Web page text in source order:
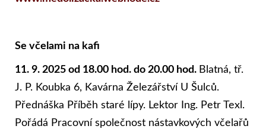
Se včelami na kafi
11. 9. 2025 od 18.00 hod. do 20.00 hod. Blatná, tř.
J. P. Koubka 6, Kavárna Železářství U Šulců.
Přednáška Příběh staré lípy. Lektor Ing. Petr Texl.
Pořádá Pracovní společnost nástavkových včelařů